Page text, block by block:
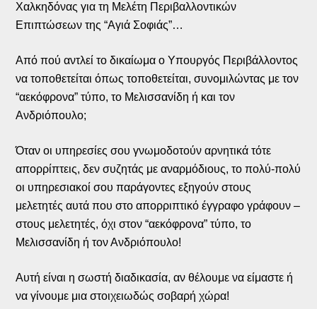
Χαλκηδόνας για τη Μελέτη Περιβαλλοντικών
Επιπτώσεων της “Αγιά Σοφιάς”…
Από πού αντλεί το δικαίωμα ο Υπουργός Περιβάλλοντος
να τοποθετείται όπως τοποθετείται, συνομιλώντας με τον
“αεκόφρονα” τύπο, το Μελισσανίδη ή και τον
Ανδριόπουλο;
Όταν οι υπηρεσίες σου γνωμοδοτούν αρνητικά τότε
απορρίπτεις, δεν συζητάς με αναρμόδιους, το πολύ-πολύ
οι υπηρεσιακοί σου παράγοντες εξηγούν στους
μελετητές αυτά που στο απορριπτικό έγγραφο γράφουν –
στους μελετητές, όχι στον “αεκόφρονα” τύπο, το
Μελισσανίδη ή τον Ανδριόπουλο!
Αυτή είναι η σωστή διαδικασία, αν θέλουμε να είμαστε ή
να γίνουμε μια στοιχειωδώς σοβαρή χώρα!